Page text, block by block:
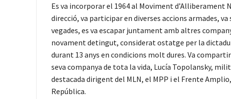
Es va incorporar el 1964 al Moviment d’Alliberament
direcció, va participar en diverses accions armades,
vegades, es va escapar juntament amb altres
novament detingut, considerat ostatge per la
durant 13 anys en condicions molt dures. Va
seva companya de tota la vida, Lucía Topolansky,
destacada dirigent del MLN, el MPP i el Frente
República.